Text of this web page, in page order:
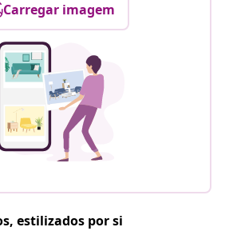
Carregar imagem
estilizados por si